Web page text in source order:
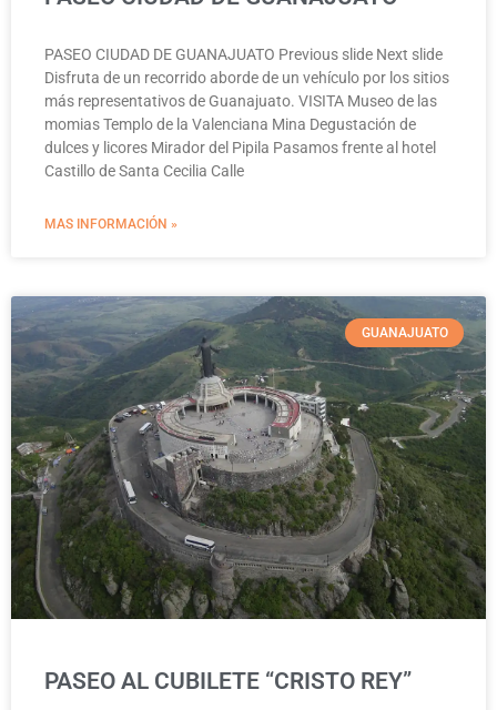
PASEO CIUDAD DE GUANAJUATO Previous slide Next slide
Disfruta de un recorrido aborde de un vehículo por los sitios
más representativos de Guanajuato. VISITA Museo de las
momias Templo de la Valenciana Mina Degustación de
dulces y licores Mirador del Pipila Pasamos frente al hotel
Castillo de Santa Cecilia Calle
MAS INFORMACIÓN »
GUANAJUATO
PASEO AL CUBILETE “CRISTO REY”